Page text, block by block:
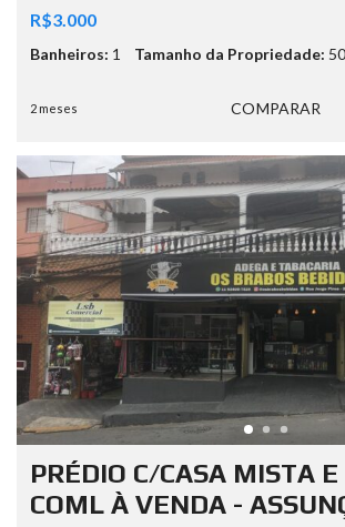
R$3.000
Banheiros: 1 Tamanho da Propriedade:
2 meses COMPARAR
PRÉDIO C/CASA MISTA
COML À VENDA -